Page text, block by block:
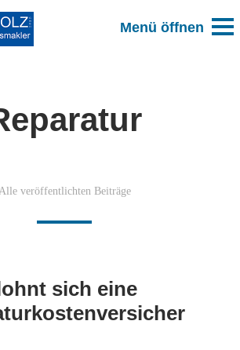
veröffentlichten Beiträge
sich eine